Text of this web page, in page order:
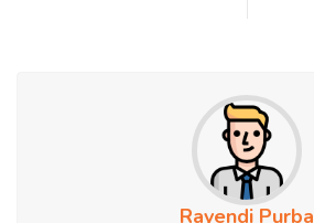
Rayendi Purba